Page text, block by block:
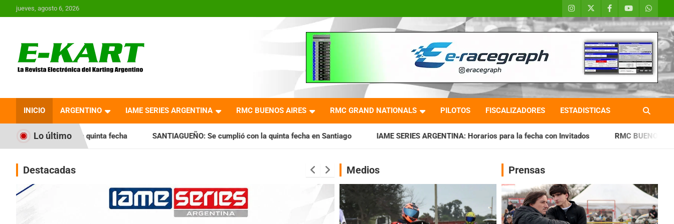
Saltar
al
jueves, agosto 6, 2026
Revista Electrónica del
Karting en Argentina
INICIO ARGENTINO IAME SERIES ARGENTINA RMC BUENOS AIRES RMC GRAND NATIONALS PILOTOS FISCALIZADORES ESTADISTICAS
Lo último
la quinta fecha SANTIAGUEÑO: Se cumplió con la quinta fecha en Santiago IAME SERIES ARGENTINA: Horarios para la fecha con Invitados RMC BUENOS AIRES: Cerró una
Destacadas Medios Prensas